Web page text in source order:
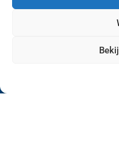
Wij van